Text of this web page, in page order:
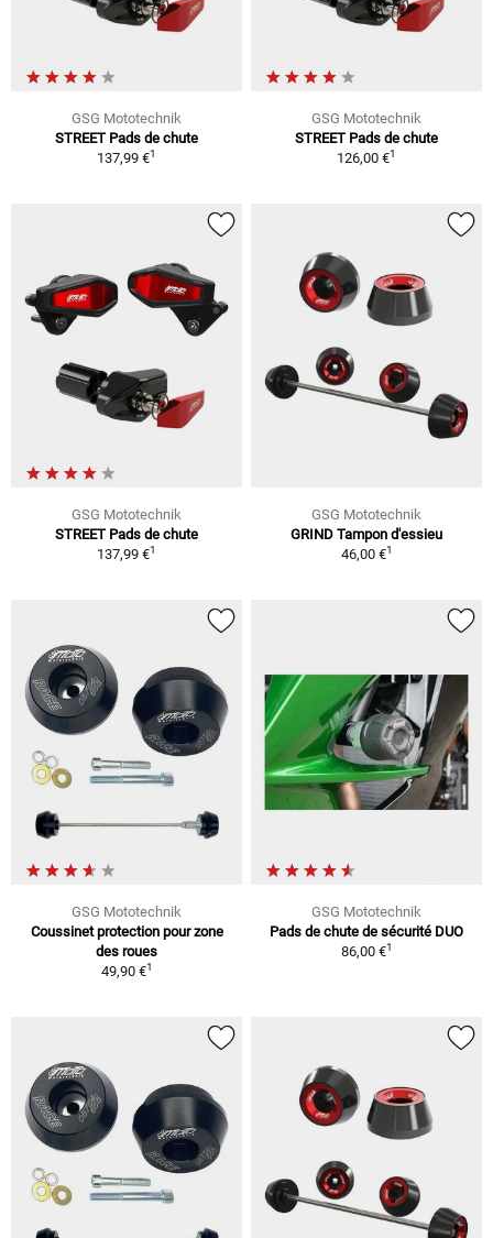
GSG Mototechnik
STREET Pads de chute
137,99 €1
GSG Mototechnik
STREET Pads de chute
126,00 €1
GSG Mototechnik
STREET Pads de chute
137,99 €1
GSG Mototechnik
GRIND Tampon d'essieu
46,00 €1
GSG Mototechnik
Coussinet protection pour zone
des roues
49,90 €1
GSG Mototechnik
Pads de chute de sécurité DUO
86,00 €1